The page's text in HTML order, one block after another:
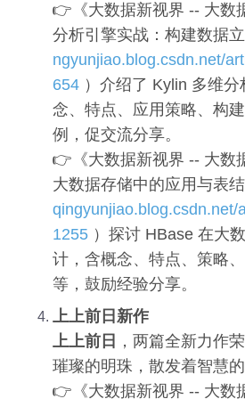
👉《大数据新视界 -- 大数
分析引擎实战：构建数据
ngyunjiao.blog.csdn.net/
654 ）介绍了 Kylin 多维
念、特点、应用策略、构
例，促交流分享。
👉《大数据新视界 -- 大数
大数据存储中的应用与表
qingyunjiao.blog.csdn.net/
1255 ）探讨 HBase 在大
计，含概念、特点、策略
等，鼓励经验分享。
上上前日新作
上上前日 ，两篇全新力作
璀璨的明珠，散发着智慧的
👉《大数据新视界 -- 大数